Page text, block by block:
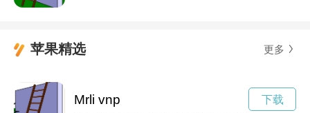
苹果精选 更多
Mrli vnp 下载